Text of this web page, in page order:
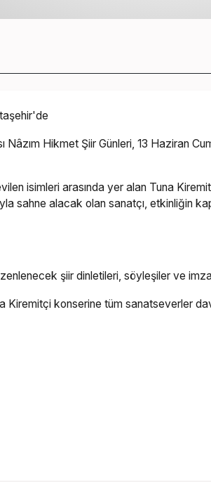
Nâzım Hikmet Şiir Günleri, 13 Haziran
isimleri arasında yer alan Tuna
sahne alacak olan sanatçı, etkinliğin
şiir dinletileri, söyleşiler ve
Kiremitçi konserine tüm sanatseverler